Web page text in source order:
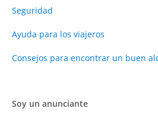
Seguridad
Ayuda para los viajeros
Consejos para encontrar un buen
Soy un anunciante